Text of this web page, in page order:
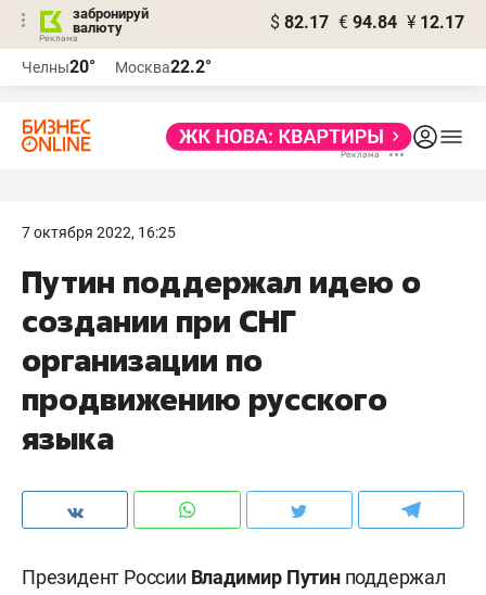
забронируй
валюту
$ 82.17 € 94.84 ¥ 12.17
Челны20° Москва22.2°
7 октября 2022, 16:25
Путин поддержал идею о
создании при СНГ
организации по
продвижению русского
языка
Президент России Владимир Путинподдержал